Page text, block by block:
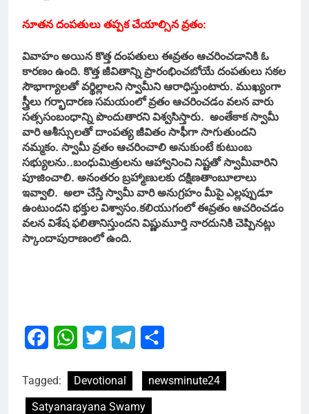
నూతన దంపతులు తప్పక చేయాల్సిన వ్రతం:
వివాహం అయిన కొత్త దంపతులు ఈవ్రతం ఆచరించడానికి ఓ
కారణం ఉంది. కొత్త జీవితాన్ని ప్రారంభించబోయే దంపతులు సకల
సౌభాగ్యాలతో వర్థిల్లాలని స్వామీని ఆరాధిస్తుంటారు. ముఖ్యంగా
స్త్రీలు గర్భాదారణ సమయంలో వ్రతం ఆచరించడం వలన వారు
సత్ససంబంధాన్ని పొందుతారని విశ్వసిస్తారు. అంతేకాక స్వామీ
వారి ఆశీస్సులతో దాంపత్య జీవితం సాఫీగా సాగుతుందని
నమ్మకం. స్వామీ వ్రతం ఆచరించాలి అనుకుంటే కుటుంబ
సభ్యులను..బంధుమిత్రులను ఆహ్వానించి నిష్టతో స్వామీవారిని
పూజించాలి. అనంతరం బ్రహ్మాణులకు దక్షిణతాంబూలాలు
ఇవ్వాలి. అలా చేస్తే స్వామీ వారి అనుగ్రహం మీపై ఎల్లప్పుడూ
ఉంటుందని భక్తుల విశ్వాసం.కలియుగంలో ఈవ్రతం ఆచరించడం
వలన విశేష ఫలితానిస్తుందని విష్ణుమూర్తి నారదునికి చెప్పినట్లు
స్కాందాపురాణంలో ఉంది.
FacebookWhatsApp
Twitter Telegram
Tagged: Devotional
newsminute24
Satyanarayana Swamy